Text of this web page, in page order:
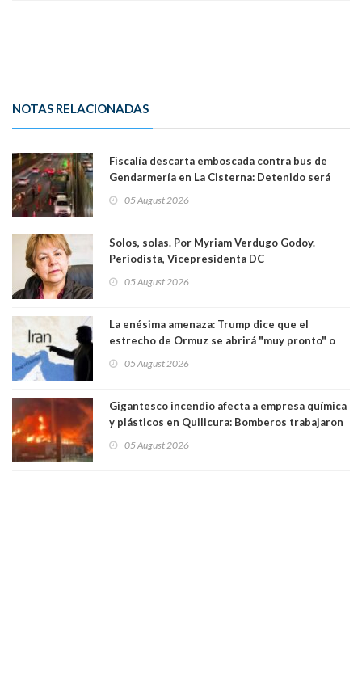
NOTAS RELACIONADAS
Fiscalía descarta emboscada contra bus de
Gendarmería en La Cisterna: Detenido será
05 August 2026
Solos, solas. Por Myriam Verdugo Godoy.
Periodista, Vicepresidenta DC
05 August 2026
La enésima amenaza: Trump dice que el
estrecho de Ormuz se abrirá "muy pronto" o
05 August 2026
Gigantesco incendio afecta a empresa química
y plásticos en Quilicura: Bomberos trabajaron
05 August 2026